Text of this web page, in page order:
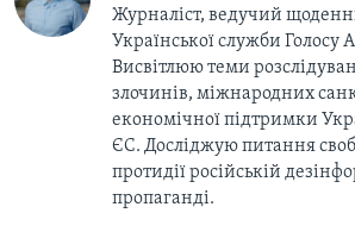
Журналіст, ведучий
Української служби Голосу
Висвітлюю теми
злочинів, міжнародних
економічної підтримки
ЄС. Досліджую питання
протидії російській
пропаганді.